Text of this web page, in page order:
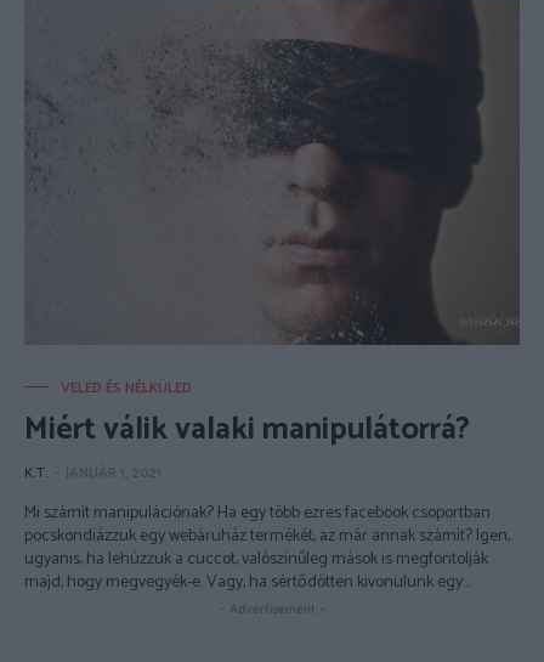
VELED ÉS NÉLKÜLED
Miért válik valaki manipulátorrá?
K.T. JANUÁR 1, 2021
Mi számít manipulációnak? Ha egy több ezres facebook csoportban
pocskondiázzuk egy webáruház termékét, az már annak számít? Igen,
ugyanis, ha lehúzzuk a cuccot, valószínűleg mások is megfontolják
majd, hogy megvegyék-e. Vagy, ha sértődötten kivonulunk egy...
- Advertisement -